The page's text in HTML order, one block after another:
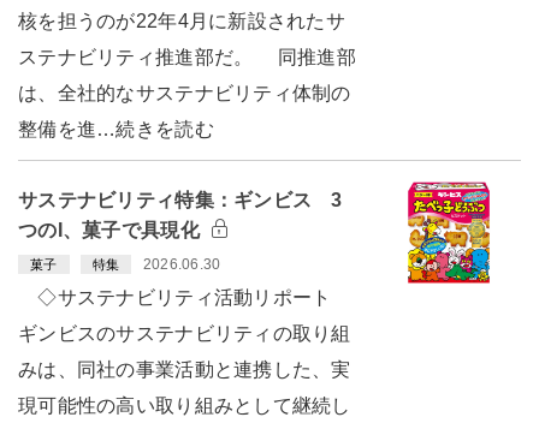
核を担うのが22年4月に新設されたサ
ステナビリティ推進部だ。 同推進部
は、全社的なサステナビリティ体制の
整備を進…続きを読む
サステナビリティ特集：ギンビス 3
つのI、菓子で具現化
菓子 特集 2026.06.30
◇サステナビリティ活動リポート
ギンビスのサステナビリティの取り組
みは、同社の事業活動と連携した、実
現可能性の高い取り組みとして継続し